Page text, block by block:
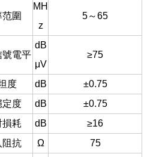
圍
MH
z
5～65
號電平
dB
μV
≥75
度 dB
±0.75
定度 dB
±0.75
損耗 dB
≥16
阻抗 Ω 75